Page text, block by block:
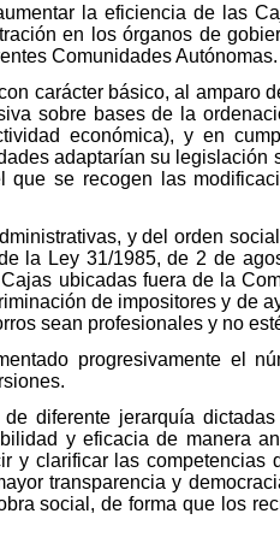
la eficiencia de las
en los órganos de
Comunidades Autónomas.
carácter básico, al amparo
sobre bases de la
económica), y en
adaptarían su legislación
se recogen las
y del orden
la Ley 31/1985, de 2 de
ubicadas fuera de la
de impositores y de
sean profesionales y no
progresivamente el
diferente jerarquía
y eficacia de manera
y clarificar las competencias
transparencia y
social, de forma que los